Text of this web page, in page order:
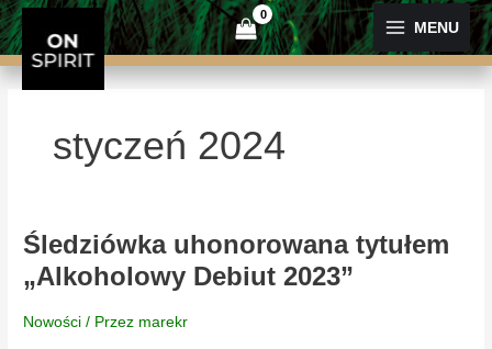
Przejdź
do
treści
MENU
styczeń 2024
Śledziówka uhonorowana tytułem
„Alkoholowy Debiut 2023”
Nowości / Przez marekr